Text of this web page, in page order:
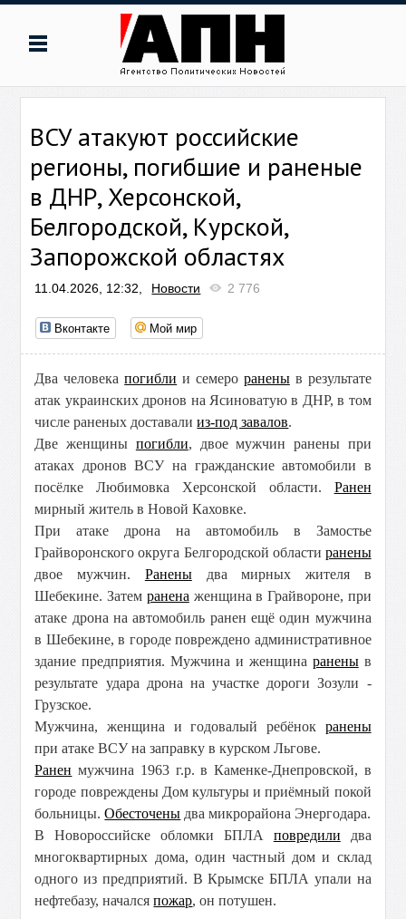
ВСУ атакуют российские
регионы, погибшие и раненые
в ДНР, Херсонской,
Белгородской, Курской,
Запорожской областях
11.04.2026, 12:32, Новости 2 776
Вконтакте Мой мир
Два человекапогибли и семеро раненыв результате
атак украинских дронов на Ясиноватую в ДНР, в том
числе раненых доставалииз-под завалов.
Две женщины погибли, двое мужчин ранены при
атаках дронов ВСУ на гражданские автомобили в
посёлке Любимовка Херсонской области. Ранен
мирный житель в Новой Каховке.
При атаке дрона на автомобиль в Замостье
Грайворонского округа Белгородской области ранены
двое мужчин. Раненыдва мирных жителя в
Шебекине. Затем ранена женщина в Грайвороне, при
атаке дрона на автомобиль ранен ещё один мужчина
в Шебекине, в городе повреждено административное
здание предприятия. Мужчина и женщина раненыв
результате удара дрона на участке дороги Зозули -
Грузское.
Мужчина, женщина и годовалый ребёнок ранены
при атаке ВСУ на заправку в курском Льгове.
Ранен мужчина 1963 г.р. в Каменке-Днепровской, в
городе повреждены Дом культуры и приёмный покой
больницы.Обесточены два микрорайона Энергодара.
В Новороссийске обломки БПЛА повредили два
многоквартирных дома, один частный дом и склад
одного из предприятий. В Крымске БПЛА упали на
нефтебазу, началсяпожар, он потушен.